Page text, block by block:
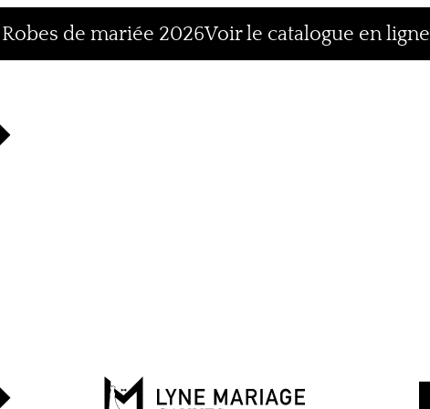
de mariée 2026Voir le catalogue en ligne